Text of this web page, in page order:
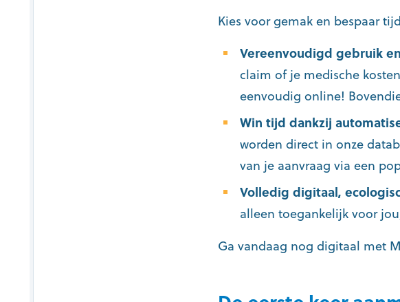
Kies voor gemak en bespaar
Vereenvoudigd gebruik
claim of je medische
eenvoudig online!
Win tijd dankzij
worden direct in onze
van je aanvraag via een
Volledig digitaal,
alleen toegankelijk voor
Ga vandaag nog digitaal met